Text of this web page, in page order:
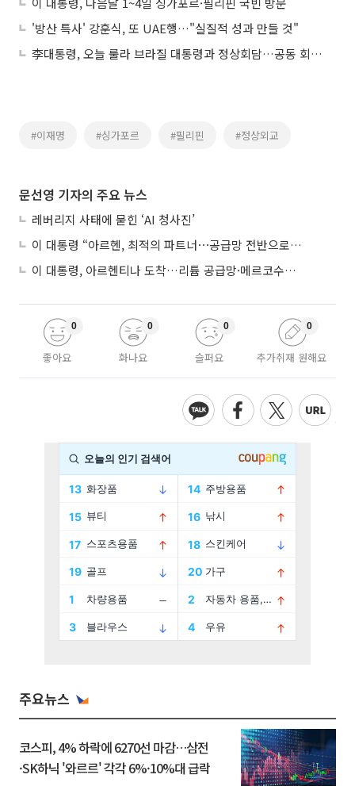
'방산 특사' 강훈식, 또 UAE행…"실질적 성과 만들 것"
李대통령, 오늘 룰라 브라질 대통령과 정상회담…공동 회견도
#이재명 #싱가포르 #필리핀 #정상외교
문선영 기자의 주요 뉴스
레버리지 사태에 묻힌 ‘AI 청사진’
이 대통령 “아르헨, 최적의 파트너⋯공급망 전반으로 확대”
이 대통령, 아르헨티나 도착…리튬 공급망·메르코수르 협력 논의
좋아요
0
화나요
0
슬퍼요
0
추가취재 원해요
0
주요뉴스
코스피, 4% 하락에 6270선 마감…삼전
·SK하닉 '와르르' 각각 6%·10%대 급락